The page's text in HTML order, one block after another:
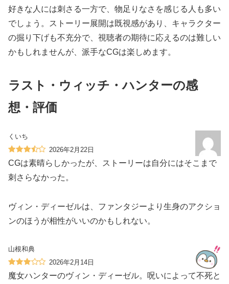
好きな人には刺さる一方で、物足りなさを感じる人も多い
でしょう。ストーリー展開は既視感があり、キャラクター
の掘り下げも不充分で、視聴者の期待に応えるのは難しい
かもしれませんが、派手なCGは楽しめます。
ラスト・ウィッチ・ハンターの感
想・評価
くいち
2026年2月22日
CGは素晴らしかったが、ストーリーは自分にはそこまで
刺さらなかった。
ヴィン・ディーゼルは、ファンタジーより生身のアクショ
ンのほうが相性がいいのかもしれない。
山根和典
2026年2月14日
魔女ハンターのヴィン・ディーゼル。呪いによって不死と